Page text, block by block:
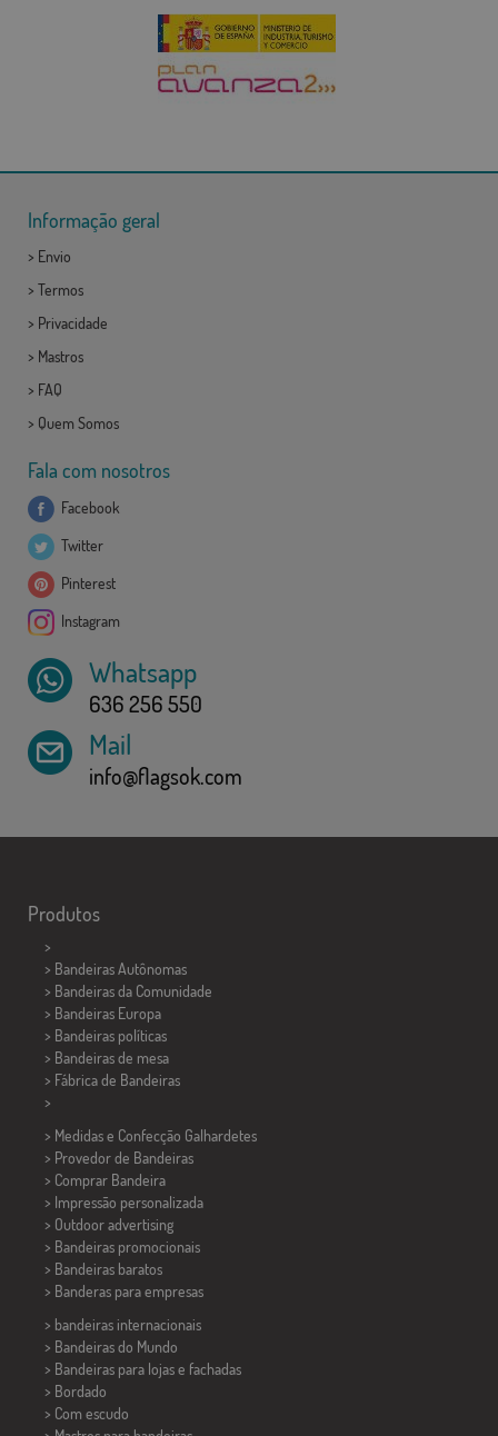
Informação geral
> Envio
> Termos
> Privacidade
> Mastros
> FAQ
> Quem Somos
Fala com nosotros
Facebook
Twitter
Pinterest
Instagram
Whatsapp
636 256 550
Mail
info@flagsok.com
Produtos
>
> Bandeiras Autônomas
> Bandeiras da Comunidade
> Bandeiras Europa
> Bandeiras políticas
> Bandeiras de mesa
> Fábrica de Bandeiras
>
> Medidas e Confecção Galhardetes
> Provedor de Bandeiras
> Comprar Bandeira
> Impressão personalizada
> Outdoor advertising
> Bandeiras promocionais
> Bandeiras baratos
> Banderas para empresas
> bandeiras internacionais
> Bandeiras do Mundo
> Bandeiras para lojas e fachadas
> Bordado
> Com escudo